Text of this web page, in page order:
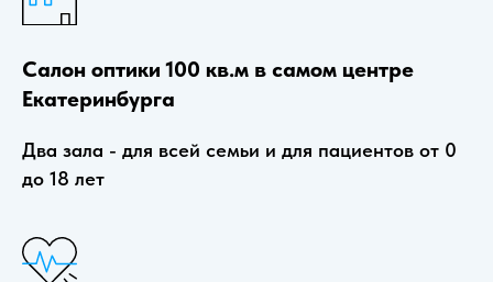
Салон оптики 100 кв.м в самом центре
Екатеринбурга
Два зала - для всей семьи и для пациентов от 0
до 18 лет